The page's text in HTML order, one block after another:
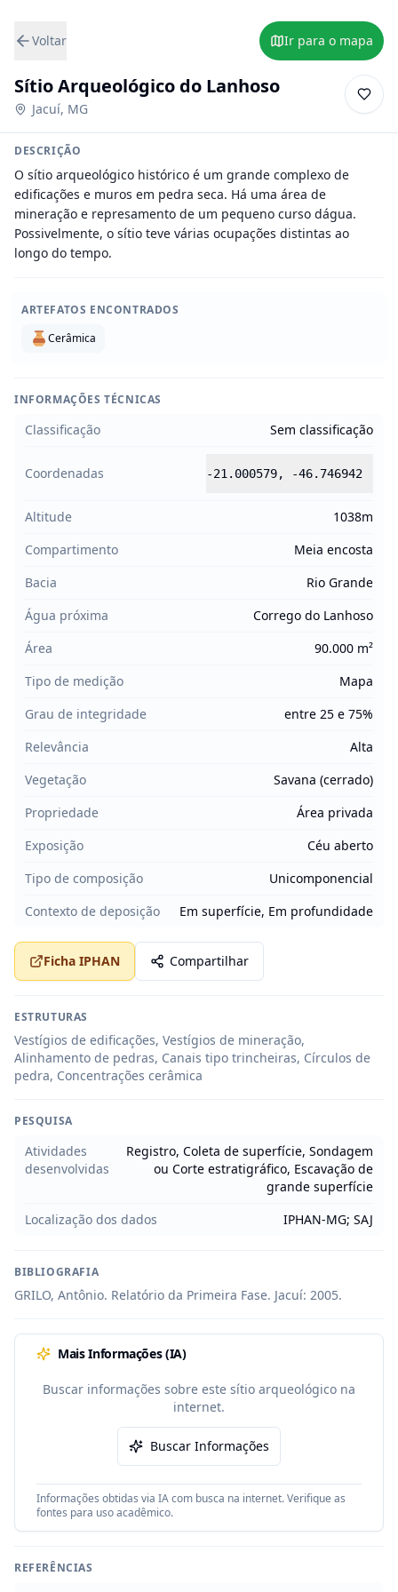
Voltar Ir para o mapa
Sítio Arqueológico do Lanhoso
Jacuí, MG
DESCRIÇÃO
O sítio arqueológico histórico é um grande complexo de
edificações e muros em pedra seca. Há uma área de
mineração e represamento de um pequeno curso dágua.
Possivelmente, o sítio teve várias ocupações distintas ao
longo do tempo.
ARTEFATOS ENCONTRADOS
Cerâmica
INFORMAÇÕES TÉCNICAS
Classificação Sem classificação
Coordenadas -21.000579, -46.746942
Altitude
1038m
Compartimento
Meia encosta
Bacia
Rio Grande
Água próxima
Corrego do Lanhoso
Área
90.000 m²
Tipo de medição
Mapa
Grau de integridade
entre 25 e 75%
Relevância
Alta
Vegetação
Savana (cerrado)
Propriedade
Área privada
Exposição
Céu aberto
Tipo de composição
Unicomponencial
Contexto de deposição
Em superfície, Em profundidade
Ficha IPHAN Compartilhar
ESTRUTURAS
Vestígios de edificações, Vestígios de mineração,
Alinhamento de pedras, Canais tipo trincheiras, Círculos de
pedra, Concentrações cerâmica
PESQUISA
Atividades
desenvolvidas
Registro, Coleta de superfície, Sondagem
ou Corte estratigráfico, Escavação de
grande superfície
Localização dos dados
IPHAN-MG; SAJ
BIBLIOGRAFIA
GRILO, Antônio. Relatório da Primeira Fase. Jacuí: 2005.
Mais Informações (IA)
Buscar informações sobre este sítio arqueológico na
internet.
Buscar Informações
Informações obtidas via IA com busca na internet. Verifique as
fontes para uso acadêmico.
REFERÊNCIAS